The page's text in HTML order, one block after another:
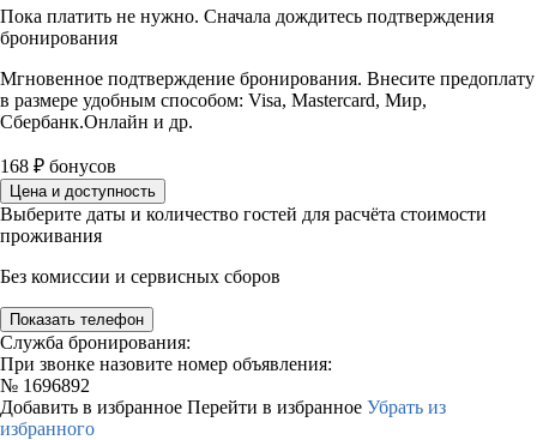
Пока платить не нужно. Сначала дождитесь подтверждения
бронирования
Мгновенное подтверждение бронирования. Внесите предоплату
в размере удобным способом: Visa, Mastercard, Мир,
Сбербанк.Онлайн и др.
168 ₽ бонусов
Цена и доступность
Выберите даты и количество гостей для расчёта стоимости
проживания
Без комиссии и сервисных сборов
Показать телефон
Служба бронирования:
При звонке назовите номер объявления:
№ 1696892
Добавить в избранное Перейти в избранное Убрать из
избранного